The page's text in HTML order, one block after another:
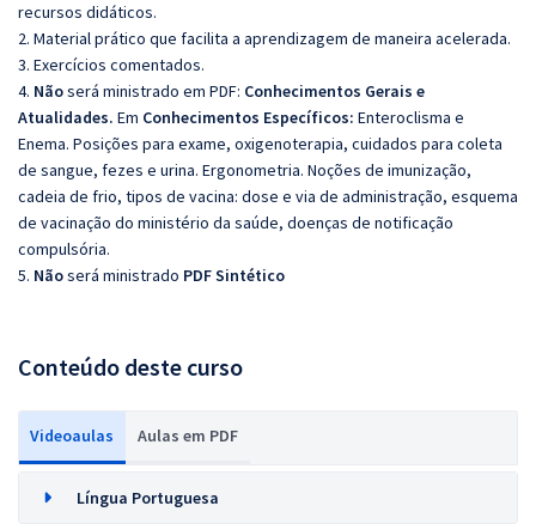
recursos didáticos.
2. Material prático que facilita a aprendizagem de maneira acelerada.
3. Exercícios comentados.
4. Nãoserá ministrado em PDF: Conhecimentos Gerais e
Atualidades. Em Conhecimentos Específicos: Enteroclisma e
Enema. Posições para exame, oxigenoterapia, cuidados para coleta
de sangue, fezes e urina. Ergonometria. Noções de imunização,
cadeia de frio, tipos de vacina: dose e via de administração, esquema
de vacinação do ministério da saúde, doenças de notificação
compulsória.
5. Nãoserá ministrado PDF Sintético
Conteúdo deste curso
Videoaulas Aulas em PDF
Língua Portuguesa